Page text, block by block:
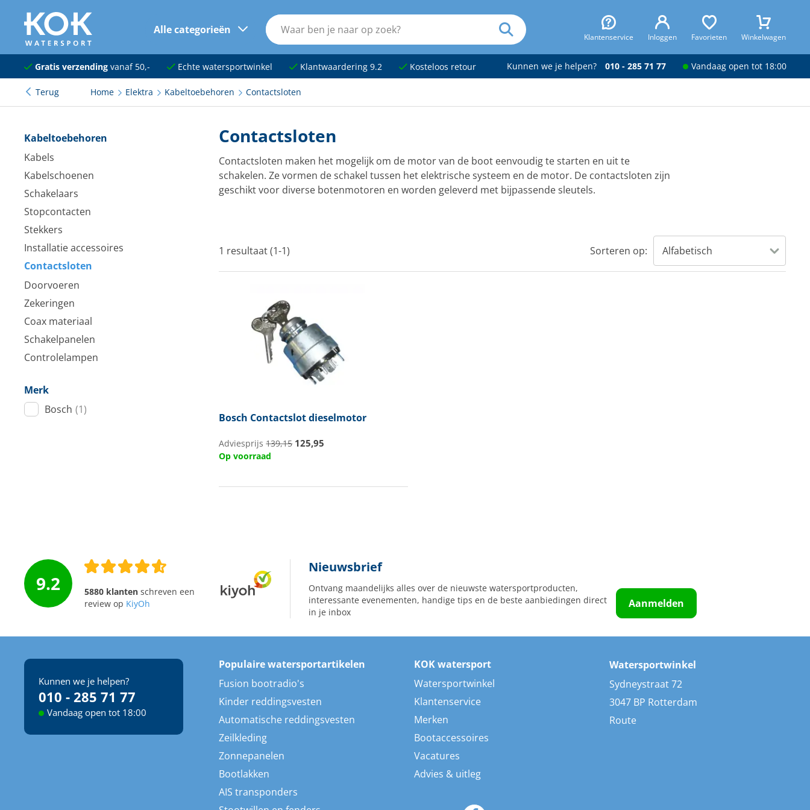
naar hoofdinhoud
Alle categorieën
Klantenservice Inloggen Favorieten Winkelwagen
Navigatie
Dekuitrusting
Elektra
Sanitair
Techniek en motor
Tuigage en dekbeslag
Veiligheid
Boten, toebehoren en fun
Meubels en lifestyle
Gratis verzendingvanaf 50,- Echte watersportwinkel Klantwaardering 9.2 Kosteloos retour Kunnen we je helpen? 010 - 285 71 77 Vandaag open tot 18:00
Terug Home Elektra Kabeltoebehoren Contactsloten
Contactsloten
Contactsloten maken het mogelijk om de motor van de boot eenvoudig te starten en uit te
schakelen. Ze vormen de schakel tussen het elektrische systeem en de motor. De contactsloten zijn
geschikt voor diverse botenmotoren en worden geleverd met bijpassende sleutels.
1 resultaat (1-1) Sorteren op:
Bosch Contactslot dieselmotor
Adviesprijs139,15 125,95
Op voorraad
Kabeltoebehoren
Kabels
Kabelschoenen
Schakelaars
Stopcontacten
Stekkers
Installatie accessoires
Contactsloten
Doorvoeren
Zekeringen
Coax materiaal
Schakelpanelen
Controlelampen
Merk
Bosch (1)
9.2 5880 klantenschreven een
review op KiyOh
Nieuwsbrief
Ontvang maandelijks alles over de nieuwste watersportproducten,
interessante evenementen, handige tips en de beste aanbiedingen direct
in je inbox
Aanmelden
Kunnen we je helpen?
010 - 285 71 77
Vandaag open tot 18:00
Populaire watersportartikelen
Fusion bootradio's
Kinder reddingsvesten
Automatische reddingsvesten
Zeilkleding
Zonnepanelen
Bootlakken
AIS transponders
KOK watersport
Watersportwinkel
Klantenservice
Merken
Bootaccessoires
Vacatures
Advies & uitleg
Watersportwinkel
Sydneystraat 72
3047 BP Rotterdam
Route